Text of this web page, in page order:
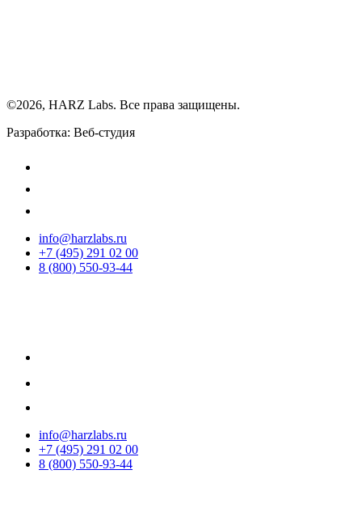
©2026, HARZ Labs. Все права защищены.
Разработка: Веб-студия
info@harzlabs.ru
+7 (495) 291 02 00
8 (800) 550-93-44
info@harzlabs.ru
+7 (495) 291 02 00
8 (800) 550-93-44